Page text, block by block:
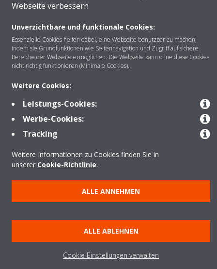
Über DAIKIN
Anwendungsbereiche
Kontakt
Copyright © Daikin
Webseite verbessern
Unverzichtbare und funktionale Cookies:
Essenzielle Cookies helfen dabei, eine Webseite benutzbar zu machen,
indem sie Grundfunktionen wie Seitennavigation und Zugriff auf sichere
Bereiche der Webseite ermöglichen. Die Webseite kann ohne diese Cookies
nicht richtig funktionieren (Minimale Cookies).
Weitere Cookies:
Leistungs-Cookies:
Werbe-Cookies:
Tracking
Weitere Informationen zu Cookies finden Sie in
unserer Cookie-Richtlinie.
ALLE ANNEHMEN
ALLE ABLEHNEN
Cookie Einstellungen verwalten